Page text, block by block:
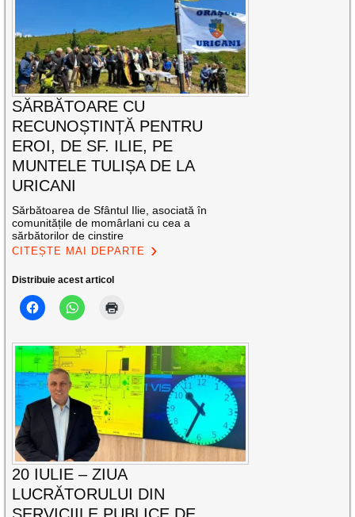
SĂRBĂTOARE CU
RECUNOȘTINȚĂ PENTRU
EROI, DE SF. ILIE, PE
MUNTELE TULIȘA DE LA
URICANI
Sărbătoarea de Sfântul Ilie, asociată în
comunitățile de momârlani cu cea a
sărbătorilor de cinstire
CITEȘTE MAI DEPARTE
Distribuie acest articol
20 IULIE – ZIUA
LUCRĂTORULUI DIN